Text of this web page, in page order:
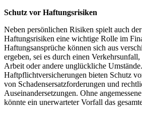
Schutz vor Haftungsrisiken
Neben persönlichen Risiken spielt auch
Haftungsrisiken eine wichtige Rolle im
Haftungsansprüche können sich aus
ergeben, sei es durch einen
Arbeit oder andere unglückliche Umstände.
Haftpflichtversicherungen bieten Schutz
von Schadensersatzforderungen und
Auseinandersetzungen. Ohne
könnte ein unerwarteter Vorfall das